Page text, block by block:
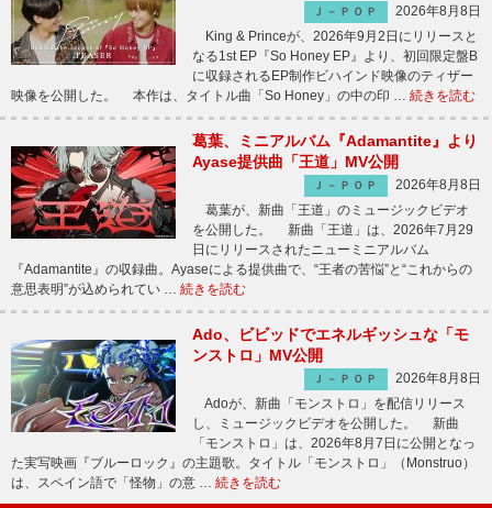
Ｊ－ＰＯＰ
2026年8月8日
King & Princeが、2026年9月2日にリリースと
なる1st EP『So Honey EP』より、初回限定盤B
に収録されるEP制作ビハインド映像のティザー
映像を公開した。 本作は、タイトル曲「So Honey」の中の印 … 続きを読む
葛葉、ミニアルバム『Adamantite』より
Ayase提供曲「王道」MV公開
Ｊ－ＰＯＰ
2026年8月8日
葛葉が、新曲「王道」のミュージックビデオ
を公開した。 新曲「王道」は、2026年7月29
日にリリースされたニューミニアルバム
『Adamantite』の収録曲。Ayaseによる提供曲で、“王者の苦悩”と“これからの
意思表明”が込められてい … 続きを読む
Ado、ビビッドでエネルギッシュな「モ
ンストロ」MV公開
Ｊ－ＰＯＰ
2026年8月8日
Adoが、新曲「モンストロ」を配信リリース
し、ミュージックビデオを公開した。 新曲
「モンストロ」は、2026年8月7日に公開となっ
た実写映画『ブルーロック』の主題歌。タイトル「モンストロ」（Monstruo）
は、スペイン語で「怪物」の意 … 続きを読む